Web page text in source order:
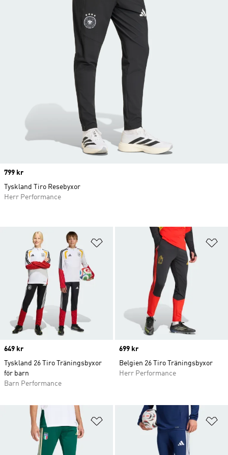
Lägg till på önskelistan
Price
649 kr
Tyskland 26 Tiro Träningsbyxor
för barn
Barn Performance
Price
699 kr
Belgien 26 Tiro Träningsbyxor
Herr Performance
Lägg till på önskelistan
Price
799 kr
Tyskland Tiro Resebyxor
Herr Performance